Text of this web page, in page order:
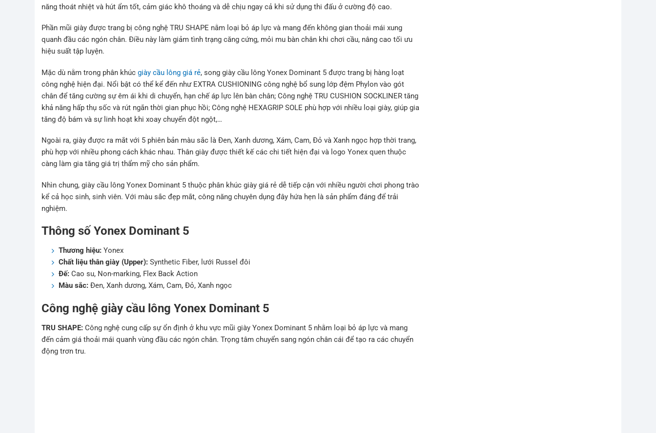
năng thoát nhiệt và hút ẩm tốt, cảm giác khô thoáng và dễ chịu ngay cả khi sử dụng thi đấu ở cường độ cao.
Phần mũi giày được trang bị công nghệ TRU SHAPE nằm loại bỏ áp lực và mang đến không gian thoải mái xung
quanh đầu các ngón chân. Điều này làm giảm tình trạng căng cứng, mỏi mu bàn chân khi chơi cầu, nâng cao tối ưu
hiệu suất tập luyện.
Mặc dù nằm trong phân khúcgiày cầu lông giá rẻ, song giày cầu lông Yonex Dominant 5 được trang bị hàng loạt
công nghệ hiện đại. Nổi bật có thể kể đến như EXTRA CUSHIONING công nghệ bổ sung lớp đệm Phylon vào gót
chân để tăng cường sự êm ái khi di chuyển, hạn chế áp lực lên bàn chân; Công nghệ TRU CUSHION SOCKLINER tăng
khả năng hấp thụ sốc và rút ngắn thời gian phục hồi; Công nghệ HEXAGRIP SOLE phù hợp với nhiều loại giày, giúp gia
tăng độ bám và sự linh hoạt khi xoay chuyển đột ngột,…
Ngoài ra, giày được ra mắt với 5 phiên bản màu sắc là Đen, Xanh dương, Xám, Cam, Đỏ và Xanh ngọc hợp thời trang,
phù hợp với nhiều phong cách khác nhau. Thân giày được thiết kế các chi tiết hiện đại và logo Yonex quen thuộc
càng làm gia tăng giá trị thẩm mỹ cho sản phẩm.
Nhìn chung, giày cầu lông Yonex Dominant 5 thuộc phân khúc giày giá rẻ dễ tiếp cận với nhiều người chơi phong trào
kể cả học sinh, sinh viên. Với màu sắc đẹp mắt, công năng chuyên dụng đây hứa hẹn là sản phẩm đáng để trải
nghiệm.
Thông số Yonex Dominant 5
Thương hiệu: Yonex
Chất liệu thân giày (Upper): Synthetic Fiber, lưới Russel đôi
Đế: Cao su, Non-marking, Flex Back Action
Màu sắc: Đen, Xanh dương, Xám, Cam, Đỏ, Xanh ngọc
Công nghệ giày cầu lông Yonex Dominant 5
TRU SHAPE: Công nghệ cung cấp sự ổn định ở khu vực mũi giày Yonex Dominant 5 nhằm loại bỏ áp lực và mang
đến cảm giá thoải mái quanh vùng đầu các ngón chân. Trọng tâm chuyển sang ngón chân cái để tạo ra các chuyển
động trơn tru.